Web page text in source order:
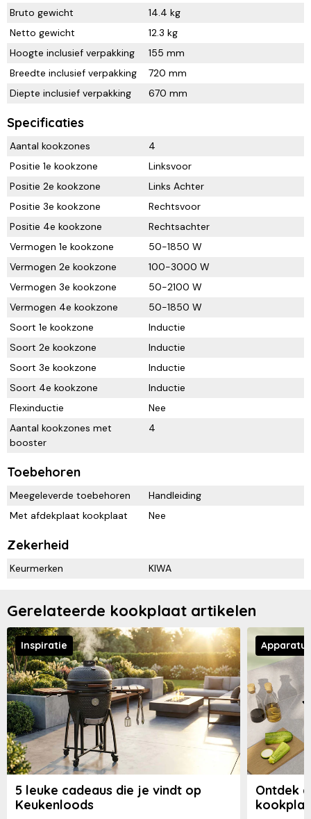
Bruto gewicht
14.4 kg
Netto gewicht
12.3 kg
Hoogte inclusief verpakking
155 mm
Breedte inclusief verpakking
720 mm
Diepte inclusief verpakking
670 mm
Specificaties
Aantal kookzones
4
Positie 1e kookzone
Linksvoor
Positie 2e kookzone
Links Achter
Positie 3e kookzone
Rechtsvoor
Positie 4e kookzone
Rechtsachter
Vermogen 1e kookzone
50-1850 W
Vermogen 2e kookzone
100-3000 W
Vermogen 3e kookzone
50-2100 W
Vermogen 4e kookzone
50-1850 W
Soort 1e kookzone
Inductie
Soort 2e kookzone
Inductie
Soort 3e kookzone
Inductie
Soort 4e kookzone
Inductie
Flexinductie
Nee
Aantal kookzones met
booster
4
Toebehoren
Meegeleverde toebehoren
Handleiding
Met afdekplaat kookplaat
Nee
Zekerheid
Keurmerken KIWA
Gerelateerde kookplaat artikelen
Inspiratie
5 leuke cadeaus die je vindt op
Keukenloods
Ontdek